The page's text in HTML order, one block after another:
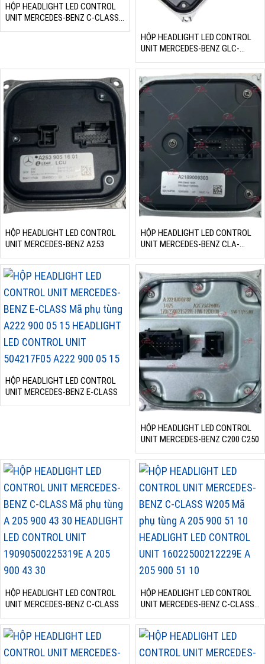
HỘP HEADLIGHT LED CONTROL
UNIT MERCEDES-BENZ C-CLASS
W204
HỘP HEADLIGHT LED CONTROL
UNIT MERCEDES-BENZ GLC-
CLASS
HỘP HEADLIGHT LED CONTROL
UNIT MERCEDES-BENZ A253
HỘP HEADLIGHT LED CONTROL
UNIT MERCEDES-BENZ CLA-
CLASS
HỘP HEADLIGHT LED CONTROL
UNIT MERCEDES-BENZ E-CLASS
HỘP HEADLIGHT LED CONTROL
UNIT MERCEDES-BENZ C200 C250
HỘP HEADLIGHT LED CONTROL
UNIT MERCEDES-BENZ C-CLASS
HỘP HEADLIGHT LED CONTROL
UNIT MERCEDES-BENZ C-CLASS
W205